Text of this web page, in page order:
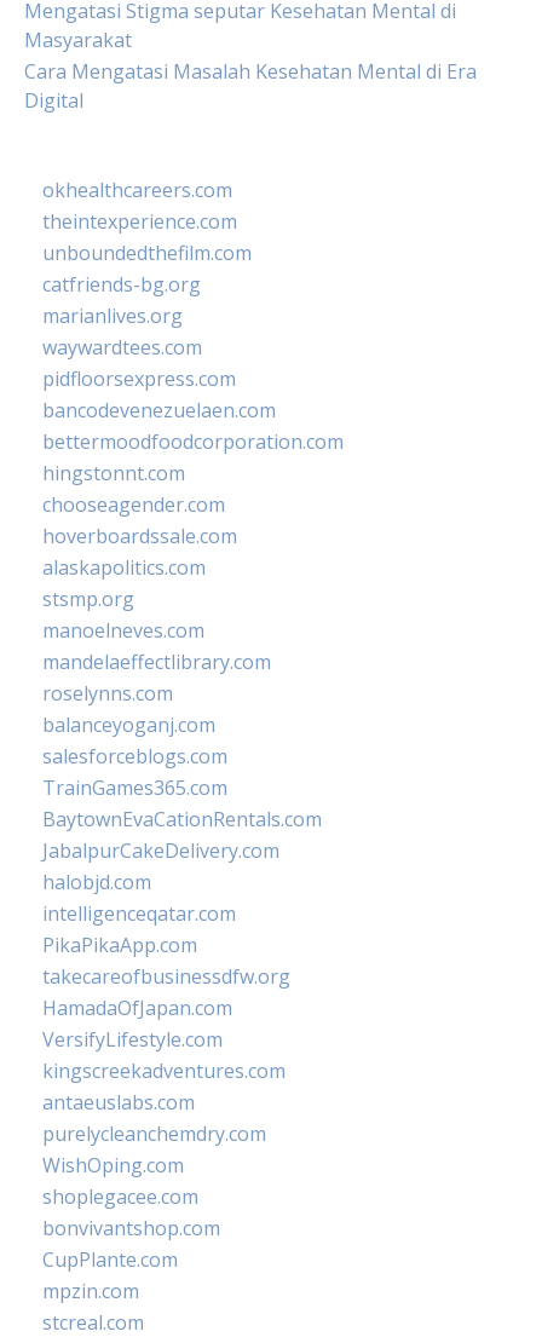
Mengatasi Stigma seputar Kesehatan Mental di
Masyarakat
Cara Mengatasi Masalah Kesehatan Mental di Era
Digital
okhealthcareers.com
theintexperience.com
unboundedthefilm.com
catfriends-bg.org
marianlives.org
waywardtees.com
pidfloorsexpress.com
bancodevenezuelaen.com
bettermoodfoodcorporation.com
hingstonnt.com
chooseagender.com
hoverboardssale.com
alaskapolitics.com
stsmp.org
manoelneves.com
mandelaeffectlibrary.com
roselynns.com
balanceyoganj.com
salesforceblogs.com
TrainGames365.com
BaytownEvaCationRentals.com
JabalpurCakeDelivery.com
halobjd.com
intelligenceqatar.com
PikaPikaApp.com
takecareofbusinessdfw.org
HamadaOfJapan.com
VersifyLifestyle.com
kingscreekadventures.com
antaeuslabs.com
purelycleanchemdry.com
WishOping.com
shoplegacee.com
bonvivantshop.com
CupPlante.com
mpzin.com
stcreal.com